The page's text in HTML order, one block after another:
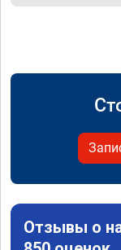
Отзывы о